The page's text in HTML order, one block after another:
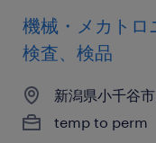
機械・メカトロ
検査、検品
新潟県小千谷
temp to perm